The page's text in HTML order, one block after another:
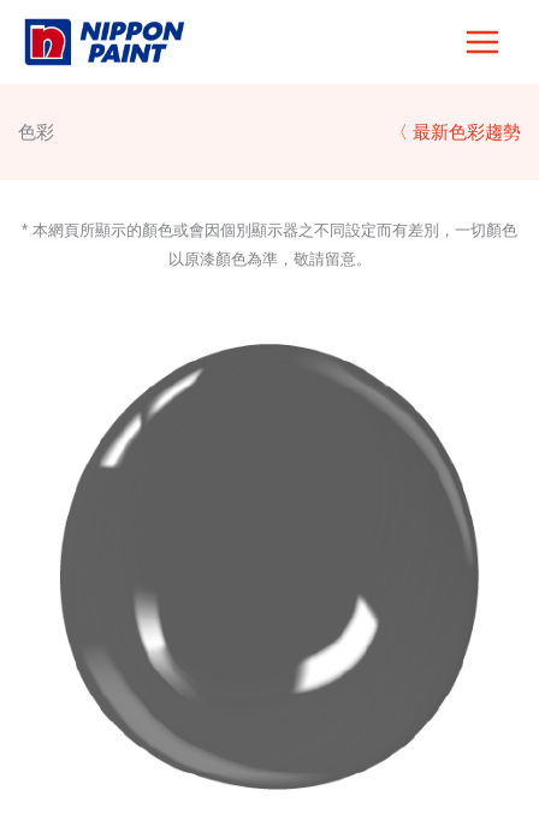
Skip
色彩 〈 最新色彩趨勢
* 本網頁所顯示的顏色或會因個別顯示器之不同設定而有差別，一切顏色
以原漆顏色為準，敬請留意。